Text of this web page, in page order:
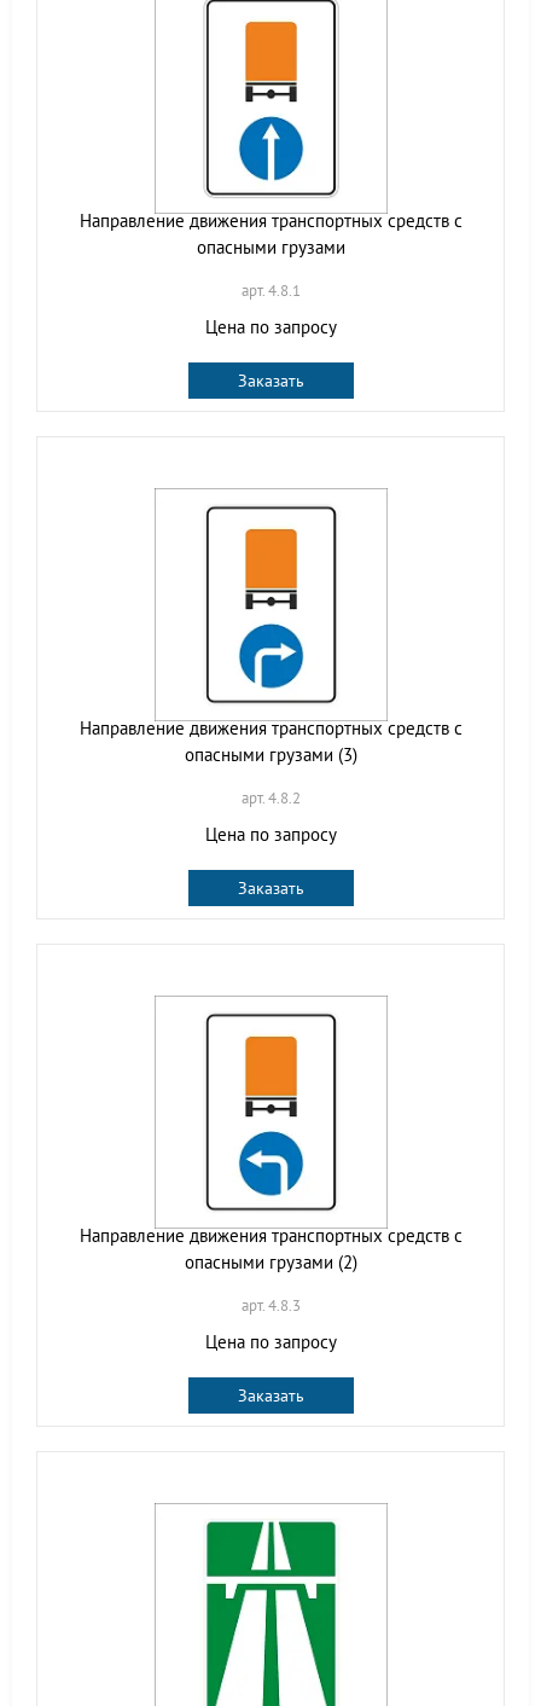
Направление движения транспортных средств с
опасными грузами
арт. 4.8.1
Цена по запросу
Заказать
Направление движения транспортных средств с
опасными грузами (3)
арт. 4.8.2
Цена по запросу
Заказать
Направление движения транспортных средств с
опасными грузами (2)
арт. 4.8.3
Цена по запросу
Заказать